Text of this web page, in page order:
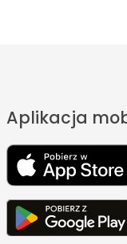
Aplikacja